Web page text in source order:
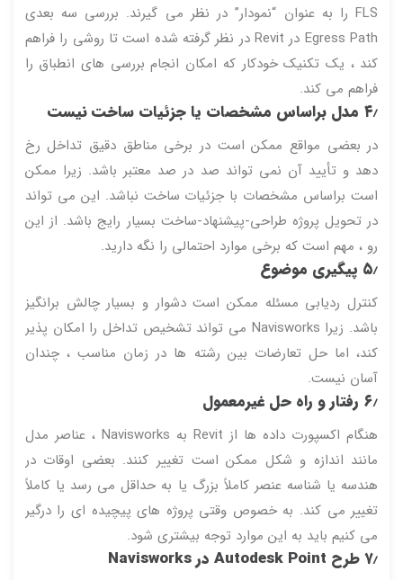
FLS را به عنوان “نمودار” در نظر می گیرند. بررسی سه بعدی
Egress Path در Revit در نظر گرفته شده است تا روشی را فراهم
کند ، یک تکنیک خودکار که امکان انجام بررسی های انطباق را
فراهم می کند.
۴٫ مدل براساس مشخصات یا جزئیات ساخت نیست
در بعضی مواقع ممکن است در برخی مناطق دقیق تداخل رخ
دهد و تأیید آن نمی تواند صد در صد معتبر باشد. زیرا ممکن
است براساس مشخصات با جزئیات ساخت نباشد. این می تواند
در تحویل پروژه طراحی-پیشنهاد-ساخت بسیار رایج باشد. از این
رو ، مهم است که برخی موارد احتمالی را نگه دارید.
۵٫ پیگیری موضوع
کنترل ردیابی مسئله ممکن است دشوار و بسیار چالش برانگیز
باشد. زیرا Navisworks می تواند تشخیص تداخل را امکان پذیر
کند، اما حل تعارضات بین رشته ها در زمان مناسب ، چندان
آسان نیست.
۶٫ رفتار و راه حل غیرمعمول
هنگام اکسپورت داده ها از Revit به Navisworks ، عناصر مدل
مانند اندازه و شکل ممکن است تغییر کنند. بعضی اوقات در
هندسه یا شناسه عنصر کاملاً بزرگ یا به حداقل می رسد یا کاملاً
تغییر می کند. به خصوص وقتی پروژه های پیچیده ای را درگیر
می کنیم باید به این موارد توجه بیشتری شود.
۷٫ طرح Autodesk Point در Navisworks